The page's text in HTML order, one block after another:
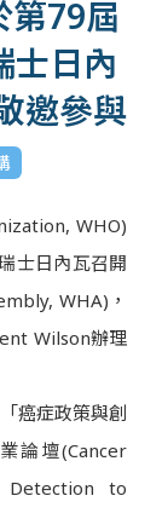
第79屆
士日內
邀參與
WHO)
士日內瓦召開
WHA)，
Wilson辦理
癌症政策與創
論壇(Cancer
Detection to